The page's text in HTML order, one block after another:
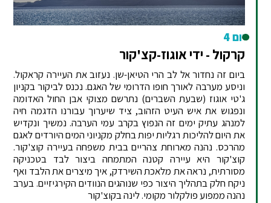
יום 4
קרקול - ידי אוגוז-קצ'קור
ביום זה נחדור אל לב הרי הטיאן-שן. נעזוב את העיירה קראקול.
וניסע מערבה לאורך חופו הדרומי של האגם. נכנס לביקור בקניון
ג'טי אוגוז (שבעת השברים) נתרשם מצוקי אבן החול האדומה
ונפגוש את איש העיט הזהוב, ציד שיערוך עבורנו הדגמה חיה
למנהג עתיק ימים זה הנפוץ בקרב עמי הערבה. נמשיך ונקדיש
את היום להליכות רגליות יפות בחלק מקניוני המים היורדים לאגם
מהרכס. נהנה מארוחת צהריים בבית משפחה בעיירה קוצ'קור.
קוצ'קור היא עיירה קטנה המתמחה ביצור לבד בטכניקה
מסורתית, נראה את מלאכת השירדק, איך מיצרים את הלבד ואף
ניקח חלק בתהליך היצור כפי שנוהגים הנוודים הקירגיזיים. בערב
נהנה ממפוע פולקלור מקומי. לינה בקוצ'קור